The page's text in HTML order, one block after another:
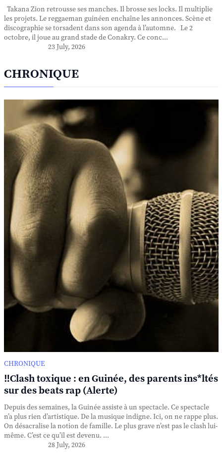
Takana Zion retrousse ses manches. Il brosse ses locks. Il multiplie
les projets. Le reggaeman guinéen enchaîne les annonces. Scène et
discographie se torsadent dans son agenda à l’automne. Le 2
octobre, il joue au grand stade de Conakry. Ce conc...
23 July, 2026
CHRONIQUE
CHRONIQUE
‼️Clash toxique : en Guinée, des parents ins*ltés
sur des beats rap (Alerte)
Depuis des semaines, la Guinée assiste à un spectacle. Ce spectacle
n’a plus rien d’artistique. De la musique indigne. Ici, on ne rappe plus.
On désacralise la notion de famille. Le plus grave n’est pas le clash lui-
même. C’est ce qu’il est devenu. ...
28 July, 2026